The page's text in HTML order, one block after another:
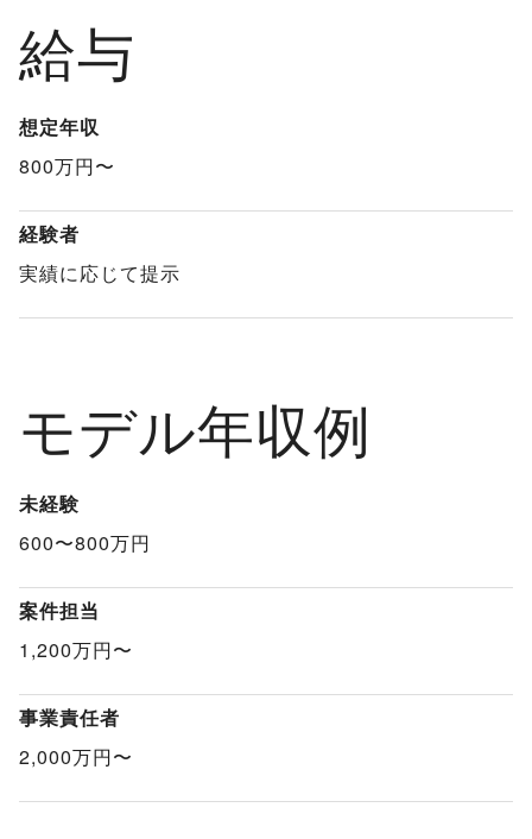
給与
想定年収
800万円〜
経験者
実績に応じて提示
モデル年収例
未経験
600〜800万円
案件担当
1,200万円〜
事業責任者
2,000万円〜